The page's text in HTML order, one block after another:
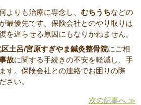
よりも治療に専念し、 むちうちなどの
最優先です。保険会社とのやり取りは
を遅らせる原因にもなりかねません。
区土呂/宮原すぎやま鍼灸整骨院にご相
故に関する手続きの不安を軽減し、手
す。保険会社との連絡でお困りの際
さい。
次の記事へ ≫